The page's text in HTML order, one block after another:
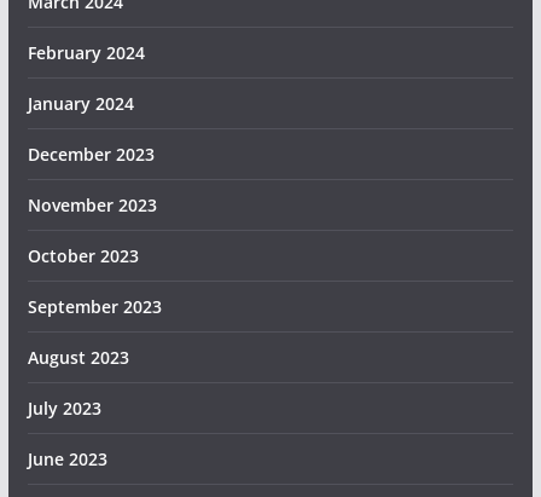
February 2024
January 2024
December 2023
November 2023
October 2023
September 2023
August 2023
July 2023
June 2023